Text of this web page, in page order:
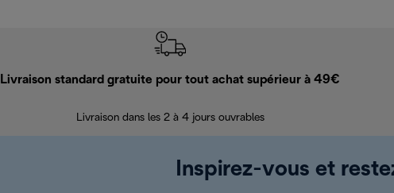
Livraison standard gratuite pour tout achat supérieur à 49€
Livraison dans les 2 à 4 jours ouvrables
Inspirez-vous et